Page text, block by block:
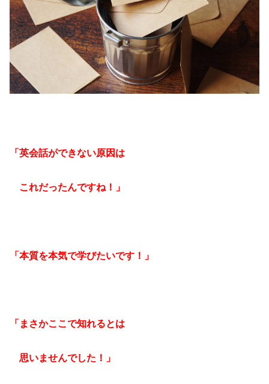
「英会話ができない原因は
これだったんですね！」
「本質を本気で学びたいです！」
「まさかここで知れるとは
思いませんでした！」